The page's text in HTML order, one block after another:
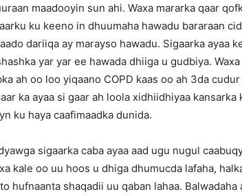
maadooyin sun ahi. Waxa mararka qaar
ku keeno in dhuumaha hawadu bararaan
dariiqa ay marayso hawadu. Sigaarka ayaa
yar yar ee hawada dhiiga u gudbiya.
ah oo loo yiqaano COPD kaas oo ah 3da
ka ayaa si gaar ah loola xidhiidhiyaa
ku haya caafimaadka dunida.
sigaarka caba ayaa aad ugu nugul
kale oo uu hoos u dhiga dhumucda lafaha,
hufnaanta shaqadii uu qaban lahaa.